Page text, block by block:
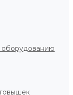
оборудованию